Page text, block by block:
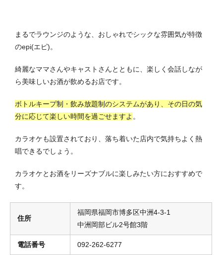
まるでラウンジのような、おしゃれでシックな雰囲気が特徴
のepi(エピ)。
綺麗なママさんやキャストさんとともに、楽しく会話しなが
ら美味しいお酒が飲めるお店です。
ボトルキープ制・飲み放題制のシステムがあり、その日の気
分に応じて楽しい時間を過ごせますよ 。
カラオケも設置されており、落ち着いた店内で気持ちよく熱
唱できるでしょう。
カラオケとお酒をリーズナブルに楽しみたい方におすすめで
す。
住所
福岡県福岡市博多区中洲4-3-1
中洲岡部ビル2号館3階
電話番号 092-262-6277